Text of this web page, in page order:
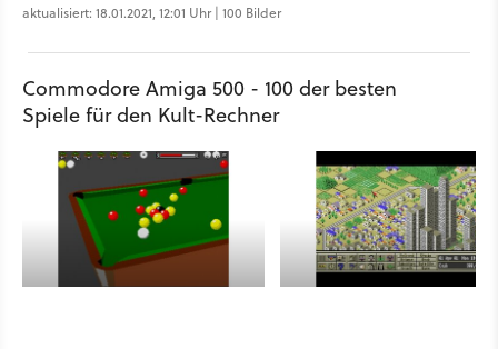
aktualisiert: 18.01.2021, 12:01 Uhr | 100 Bilder
Commodore Amiga 500 - 100 der besten
Spiele für den Kult-Rechner